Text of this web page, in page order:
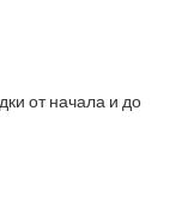
от начала и до